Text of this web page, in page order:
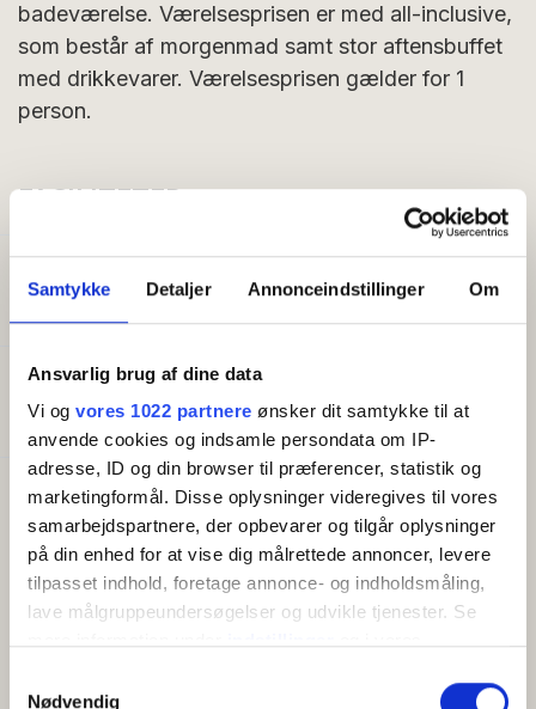
Samtykke Detaljer Annonceindstillinger Om
Ansvarlig brug af dine data
Vi og vores 1022 partnere ønsker dit samtykke til at
anvende cookies og indsamle persondata om IP-
adresse, ID og din browser til præferencer, statistik og
marketingformål. Disse oplysninger videregives til vores
samarbejdspartnere, der opbevarer og tilgår oplysninger
på din enhed for at vise dig målrettede annoncer, levere
tilpasset indhold, foretage annonce- og indholdsmåling,
lave målgruppeundersøgelser og udvikle tjenester. Se
tilbage eller ændre indstillinger fra vores
Nødvendig
badeværelse. Værelsesprisen er med all-inclusive,
som består af morgenmad samt stor aftensbuffet
med drikkevarer. Værelsesprisen gælder for 1
person.
FACILITETER
Senge i alt:
Godt at vide
Morgenmad inkluderet
Faciliteter
Gratis wifi
Altan/terrasse
TV
OM